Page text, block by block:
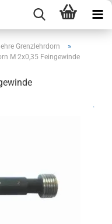
Grenzlehrdorn »
M 2x0,35 Feingewinde
.